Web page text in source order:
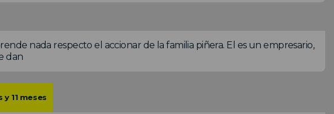
nada respecto el accionar de la familia piñera. El es un empresario,
dan
11 meses